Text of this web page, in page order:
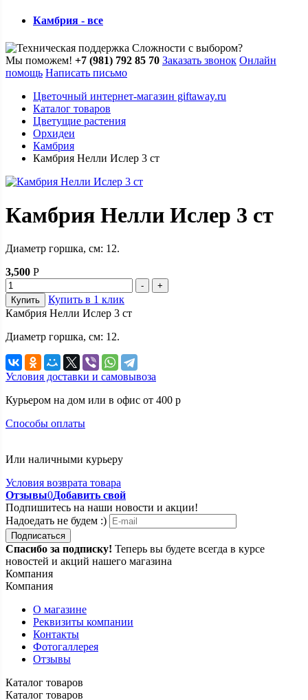
Камбрия - все
Сложности с выбором?
Мы поможем! +7 (981) 792 85 70 Заказать звонок Онлайн
помощь Написать письмо
Цветочный интернет-магазин giftaway.ru
Каталог товаров
Цветущие растения
Орхидеи
Камбрия
Камбрия Нелли Ислер 3 ст
Камбрия Нелли Ислер 3 ст
Диаметр горшка, см: 12.
3,500 Р
Купить
Купить в 1 клик
Камбрия Нелли Ислер 3 ст
Диаметр горшка, см: 12.
Условия доставки и самовывоза
Курьером на дом или в офис от 400 p
Способы оплаты
Или наличными курьеру
Условия возврата товара
Отзывы0Добавить свой
Подпишитесь на наши новости и акции!
Надоедать не будем :)
Подписаться
Спасибо за подписку! Теперь вы будете всегда в курсе
новостей и акций нашего магазина
Компания
Компания
О магазине
Реквизиты компании
Контакты
Фотогаллерея
Отзывы
Каталог товаров
Каталог товаров